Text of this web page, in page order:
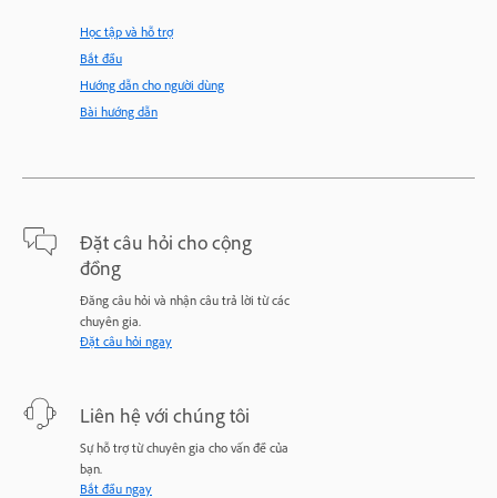
Học tập và hỗ trợ
Bắt đầu
Hướng dẫn cho người dùng
Bài hướng dẫn
Đặt câu hỏi cho cộng
đồng
Đăng câu hỏi và nhận câu trả lời từ các
chuyên gia.
Đặt câu hỏi ngay
Liên hệ với chúng tôi
Sự hỗ trợ từ chuyên gia cho vấn đề của
bạn.
Bắt đầu ngay